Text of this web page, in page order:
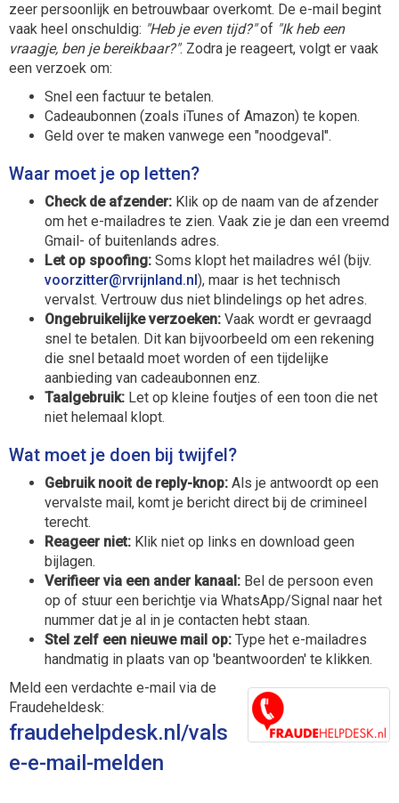
zeer persoonlijk en betrouwbaar overkomt. De e-mail begint
vaak heel onschuldig: "Heb je even tijd?"of "Ik heb een
vraagje, ben je bereikbaar?". Zodra je reageert, volgt er vaak
een verzoek om:
Snel een factuur te betalen.
Cadeaubonnen (zoals iTunes of Amazon) te kopen.
Geld over te maken vanwege een "noodgeval".
Waar moet je op letten?
Check de afzender: Klik op de naam van de afzender
om het e-mailadres te zien. Vaak zie je dan een vreemd
Gmail- of buitenlands adres.
Let op spoofing: Soms klopt het mailadres wél (bijv.
rettizroov@rvrijnland.nl), maar is het technisch
vervalst. Vertrouw dus niet blindelings op het adres.
Ongebruikelijke verzoeken: Vaak wordt er gevraagd
snel te betalen. Dit kan bijvoorbeeld om een rekening
die snel betaald moet worden of een tijdelijke
aanbieding van cadeaubonnen enz.
Taalgebruik: Let op kleine foutjes of een toon die net
niet helemaal klopt.
Wat moet je doen bij twijfel?
Gebruik nooit de reply-knop: Als je antwoordt op een
vervalste mail, komt je bericht direct bij de crimineel
terecht.
Reageer niet: Klik niet op links en download geen
bijlagen.
Verifieer via een ander kanaal: Bel de persoon even
op of stuur een berichtje via WhatsApp/Signal naar het
nummer dat je al in je contacten hebt staan.
Stel zelf een nieuwe mail op: Type het e-mailadres
handmatig in plaats van op 'beantwoorden' te klikken.
Meld een verdachte e-mail via de
Fraudeheldesk:
fraudehelpdesk.nl/vals
e-e-mail-melden